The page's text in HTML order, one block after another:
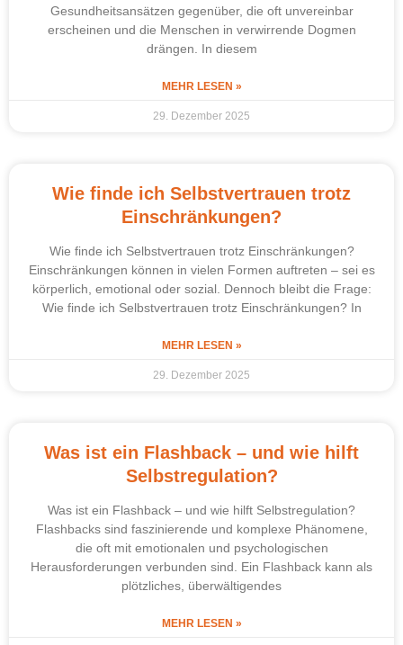
Gesundheitsansätzen gegenüber, die oft unvereinbar
erscheinen und die Menschen in verwirrende Dogmen
drängen. In diesem
MEHR LESEN »
29. Dezember 2025
Wie finde ich Selbstvertrauen trotz
Einschränkungen?
Wie finde ich Selbstvertrauen trotz Einschränkungen?
Einschränkungen können in vielen Formen auftreten – sei es
körperlich, emotional oder sozial. Dennoch bleibt die Frage:
Wie finde ich Selbstvertrauen trotz Einschränkungen? In
MEHR LESEN »
29. Dezember 2025
Was ist ein Flashback – und wie hilft
Selbstregulation?
Was ist ein Flashback – und wie hilft Selbstregulation?
Flashbacks sind faszinierende und komplexe Phänomene,
die oft mit emotionalen und psychologischen
Herausforderungen verbunden sind. Ein Flashback kann als
plötzliches, überwältigendes
MEHR LESEN »